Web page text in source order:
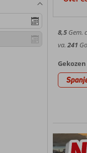
slaat.
Het
In de
Wil je
Trek
In
maken.
en
8,5Gem.
va. 241